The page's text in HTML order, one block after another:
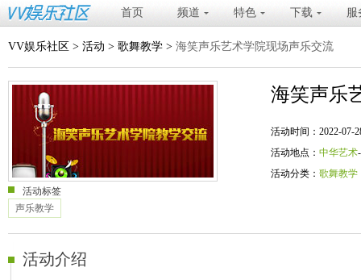
首页 频道 特色 下载 服
VV娱乐社区 > 活动 > 歌舞教学 > 海笑声乐艺术学院现场声乐交流
海笑声乐
活动时间：2022-07-
活动地点： 中华艺术
活动分类： 歌舞教学
活动标签
声乐教学
活动介绍